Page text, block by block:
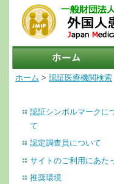
ホーム > 認証医療機関検索
認証シンボルマークに
て
認定調査員について
サイトのご利用にあた
推奨環境